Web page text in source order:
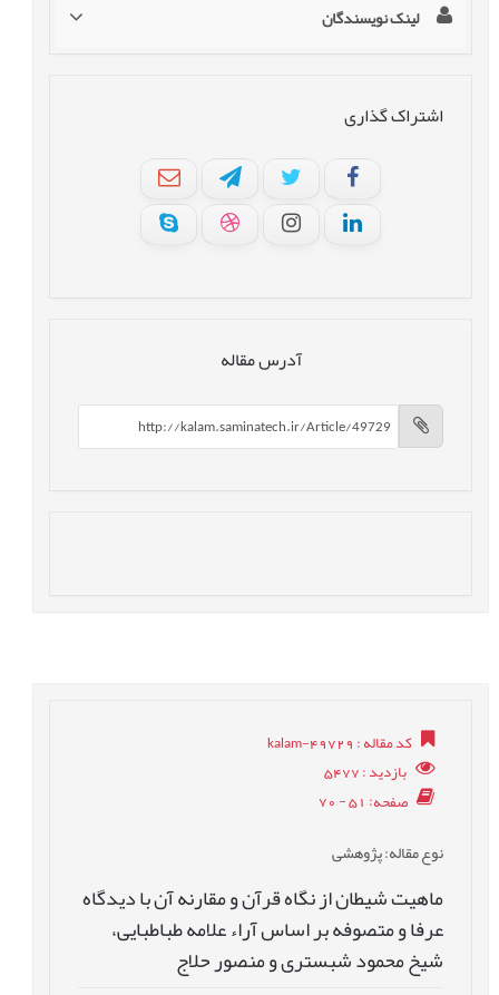
لینک نویسندگان
اشتراک گذاری
آدرس مقاله
کد مقاله: kalam-49729
بازدید: 5477
صفحه: 51 - 70
نوع مقاله: پژوهشی
ماهیت شیطان از نگاه قرآن و مقارنه آن با دیدگاه
عرفا و متصوفه بر اساس آراء علامه طباطبایی،
شیخ محمود شبستری و منصور حلاج